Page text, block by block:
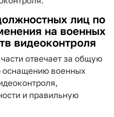
лиц по
на военных
видеоконтроля
отвечает за общую
оснащению военных
и правильную